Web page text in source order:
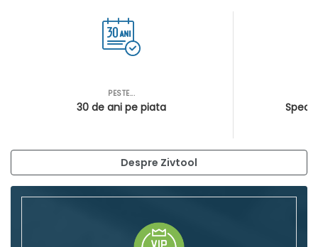
PESTE...
30 de ani pe piata
Despre Zivtool